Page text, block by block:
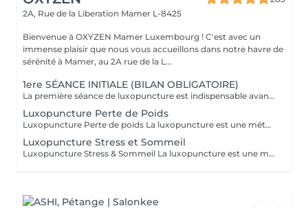
2A, Rue de la Liberation Mamer L-8425
Bienvenue à OXYZEN Mamer Luxembourg ! C'est avec un
immense plaisir que nous vous accueillons dans notre havre de
sérénité à Mamer, au 2A rue de la L...
1ere SÉANCE INITIALE (BILAN OBLIGATOIRE)
La première séance de luxopuncture est indispensable avant de débuter tout programme. D'une durée d'environ 1 heure, elle se déroule en deux temps : 30 minutes d'échange approfondi (anamnèse) pour comprendre vos besoins, vos habitudes et définir vos objectifs 30 minutes de séance de luxopuncture, adaptée en fonction de cet échange Cette étape permet de personnaliser votre accompagnement et d'optimiser les résultats. Chaque protocole est ainsi ajusté à votre profil (poids, stress, sommeil, compulsions). Séance essentielle pour un suivi efficace et durable Permet un accompagnement sur mesure Un premier pas vers votre équilibre et votre bien-être durable.
Luxopuncture Perte de Poids
Luxopuncture Perte de poids La luxopuncture est une méthode douce et non invasive qui aide à réguler l'appétit, réduire les fringales et rééquilibrer le métabolisme. Idéale pour accompagner une perte de poids progressive, elle agit également sur le stress et les compulsions alimentaires. Chaque séance est adaptée à vos besoins afin de vous accompagner en douceur vers un meilleur équilibre et des résultats durables. Un accompagnement naturel pour retrouver légèreté, équilibre et bien-être au quotidien.
Luxopuncture Stress et Sommeil
Luxopuncture Stress & Sommeil La luxopuncture est une méthode douce et non invasive qui aide à apaiser le système nerveux, réduire le stress et améliorer la qualité du sommeil. Elle se pratique à l'aide d'un stylo à infrarouge qui stimule des points réflexes du corps, sans aiguille et en toute douceur. Chaque séance est adaptée à vos besoins afin de favoriser un relâchement profond et un apaisement durable. Un accompagnement naturel pour retrouver calme, sérénité et un sommeil réparateur.